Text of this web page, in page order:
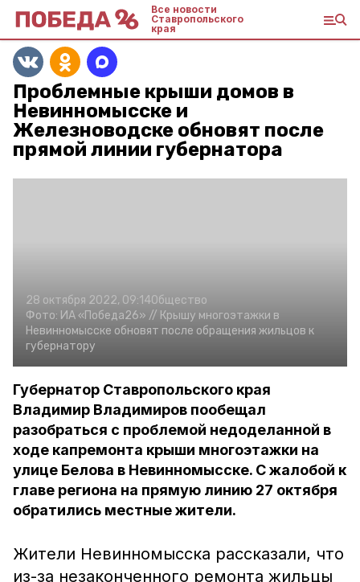
Все новости
Ставропольского
края
Проблемные крыши домов в
Невинномысске и
Железноводске обновят после
прямой линии губернатора
28 октября 2022, 09:14Общество
Фото: ИА «Победа26» // Крышу многоэтажки в
Невинномысске обновят после обращения жильцов к
губернатору
Губернатор Ставропольского края
Владимир Владимиров пообещал
разобраться с проблемой недоделанной в
ходе капремонта крыши многоэтажки на
улице Белова в Невинномысске. С жалобой к
главе региона на прямую линию 27 октября
обратились местные жители.
Жители Невинномысска рассказали, что
из-за незаконченного ремонта жильцы